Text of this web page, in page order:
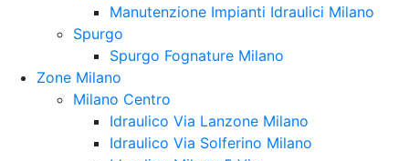
Manutenzione Impianti Idraulici Milano
Spurgo
Spurgo Fognature Milano
Zone Milano
Milano Centro
Idraulico Via Lanzone Milano
Idraulico Via Solferino Milano